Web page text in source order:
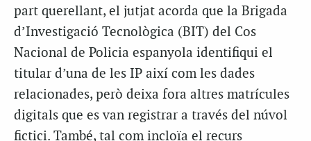
part querellant, el jutjat acorda que la Brigada
d’Investigació Tecnològica (BIT) del Cos
Nacional de Policia espanyola identifiqui el
titular d’una de les IP així com les dades
relacionades, però deixa fora altres matrícules
digitals que es van registrar a través del núvol
fictici. També, tal com incloïa el recurs